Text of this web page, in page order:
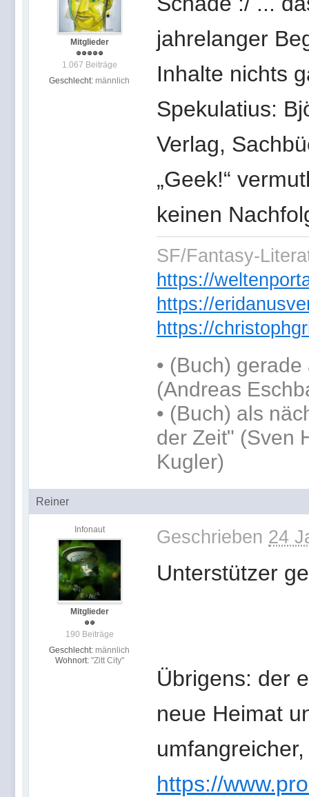
Mitglieder
1.067 Beiträge
Geschlecht: männlich
jahrelanger
Inhalte nichts
Spekulatius:
Verlag,
„Geek!“
keinen
SF/Fantasy-
https://
https://
https://
• (Buch) gerade
(Andreas
• (Buch) als
der Zeit" (Sven
Kugler)
Reiner
Infonaut
Mitglieder
190 Beiträge
Geschlecht: männlich
Wohnort: "Zitt City"
Geschrieben 24
Unterstützer
Übrigens: der
neue Heimat
https://